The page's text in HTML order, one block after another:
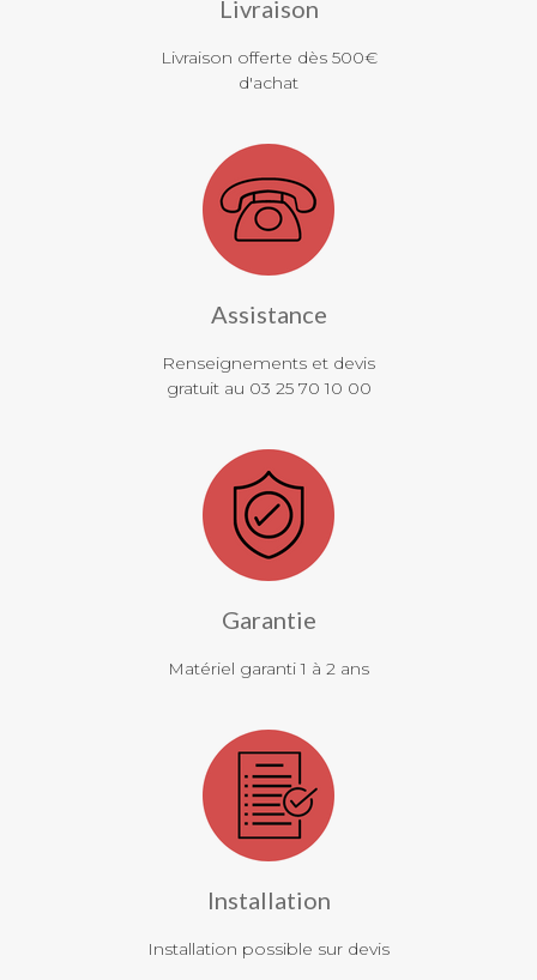
Livraison
Livraison offerte dès 500€
d'achat
Assistance
Renseignements et devis
gratuit au 03 25 70 10 00
Garantie
Matériel garanti 1 à 2 ans
Installation
Installation possible sur devis